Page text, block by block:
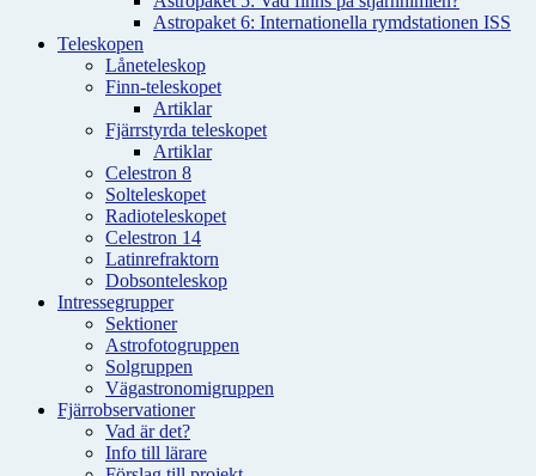
Astropaket 6: Internationella rymdstationen ISS
Teleskopen
Låneteleskop
Finn-teleskopet
Artiklar
Fjärrstyrda teleskopet
Artiklar
Celestron 8
Solteleskopet
Radioteleskopet
Celestron 14
Latinrefraktorn
Dobsonteleskop
Intressegrupper
Sektioner
Astrofotogruppen
Solgruppen
Vägastronomigruppen
Fjärrobservationer
Vad är det?
Info till lärare